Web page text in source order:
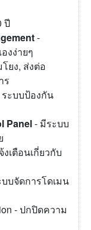
ปี
-
งง่ายๆ
ยง, ส่งต่อ
ร
ระบบป้องกัน
Panel- มีระบบ
เตือนเกี่ยวกับ
บบจัดการโดเมน
- ปกปิดความ